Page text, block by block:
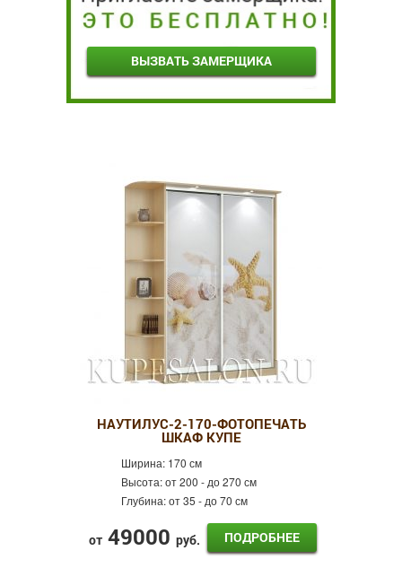
ВЫЗВАТЬ ЗАМЕРЩИКА
НАУТИЛУС-2-170-ФОТОПЕЧАТЬ
ШКАФ КУПЕ
Ширина: 170 см
Высота:от 200 - до 270 см
Глубина:от 35 - до 70 см
от 49000 руб. ПОДРОБНЕЕ